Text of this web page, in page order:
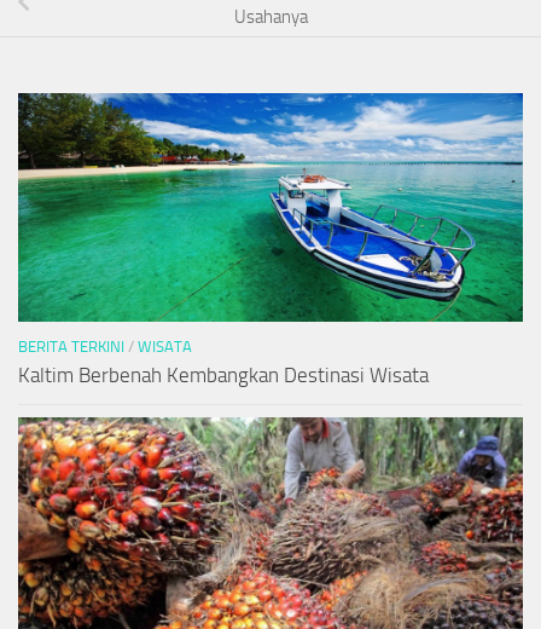
Usahanya
BERITA TERKINI / WISATA
Kaltim Berbenah Kembangkan Destinasi Wisata